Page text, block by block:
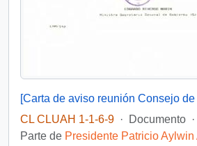
CL CLUAH 1-1-6-9 · Documento ·
Parte de Presidente Patricio